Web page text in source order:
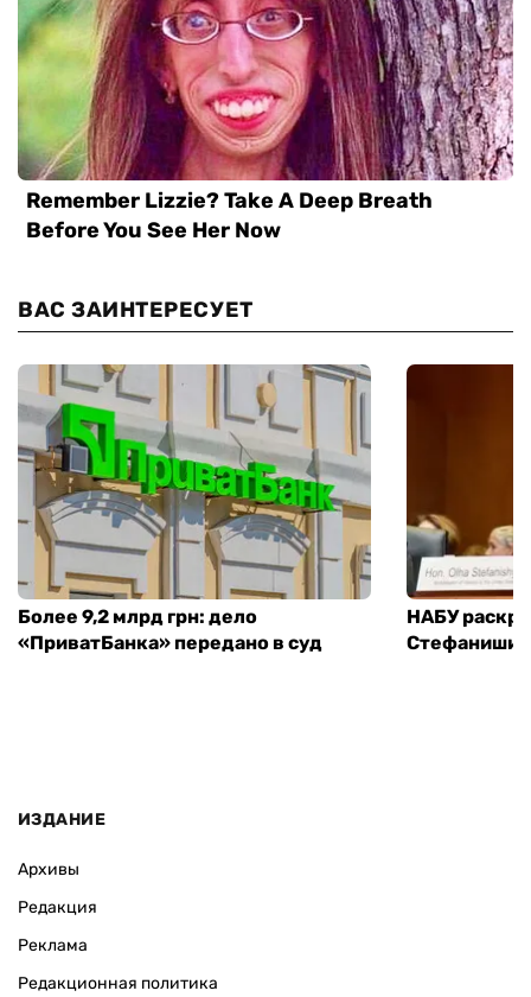
ВАС ЗАИНТЕРЕСУЕТ
Более 9,2 млрд грн: дело
«ПриватБанка» передано в суд
НАБУ
ИЗДАНИЕ
Архивы
Редакция
Реклама
Редакционная политика